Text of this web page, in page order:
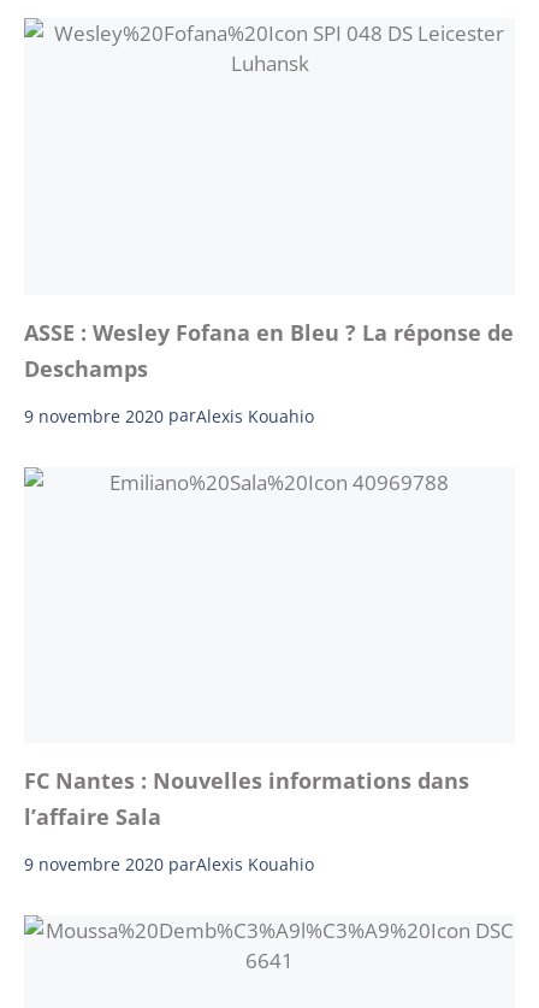
ASSE : Wesley Fofana en Bleu ? La réponse de
Deschamps
9 novembre 2020 parAlexis Kouahio
FC Nantes : Nouvelles informations dans
l’affaire Sala
9 novembre 2020 parAlexis Kouahio